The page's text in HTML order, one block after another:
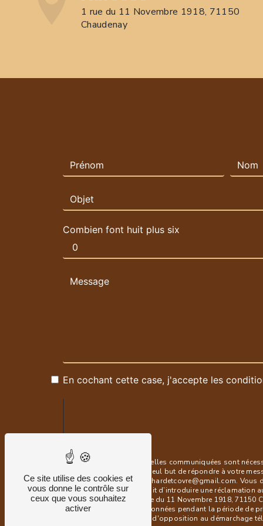
1 rue du 11 Novembre 1918, 71150
Chaudenay
Combien font huit plus six
En cochant cette case, j'accepte les
** Les données personnelles communiquées sont
sous-traitants dans le seul but de répondre à votre
71150 Chaudenay blanchardetcovre@gmail.com.
à tout moment et du droit d’introduire une réclamation
postale à l'adresse 1 rue du 11 Novembre 1918,
Nous conservons vos données pendant la période de
vous inscrire sur la liste d'opposition au démarchage
Ce site utilise des cookies et
vous donne le contrôle sur
ceux que vous souhaitez
activer